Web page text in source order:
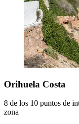
Orihuela Costa
8 de los 10 puntos de
zona